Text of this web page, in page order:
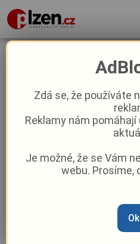
Czech Repubrick
svět LEGO®
prostředí
Aktuality Kultura
Komerční sdělení –29. 7.|
Zdá se, že používáte
Reklamy nám
Je možné, že se Vám
webu. Prosíme,
Ok